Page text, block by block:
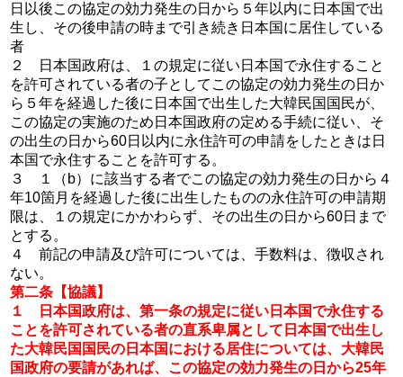
日以後この協定の効力発生の日から５年以内に日本国で出
生し、その後申請の時まで引き続き日本国に居住している
者
２ 日本国政府は、１の規定に従い日本国で永住すること
を許可されている者の子としてこの協定の効力発生の日か
ら５年を経過した後に日本国で出生した大韓民国国民が、
この協定の実施のため日本国政府の定める手続に従い、そ
の出生の日から60日以内に永住許可の申請をしたときは日
本国で永住することを許可する。
３ １（b）に該当する者でこの協定の効力発生の日から４
年10箇月を経過した後に出生したものの永住許可の申請期
限は、１の規定にかかわらず、その出生の日から60日まで
とする。
４ 前記の申請及び許可については、手数料は、徴収され
ない。
第二条【協議】
１ 日本国政府は、第一条の規定に従い日本国で永住する
ことを許可されている者の直系卑属として日本国で出生し
た大韓民国国民の日本国における居住については、大韓民
国政府の要請があれば、この協定の効力発生の日から25年